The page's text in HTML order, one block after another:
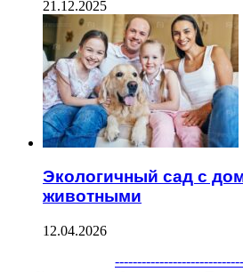
21.12.2025
Экологичный сад с
животными
12.04.2026